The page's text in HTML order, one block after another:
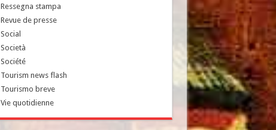
Ressegna stampa
Revue de presse
Social
Società
Société
Tourism news flash
Tourismo breve
Vie quotidienne